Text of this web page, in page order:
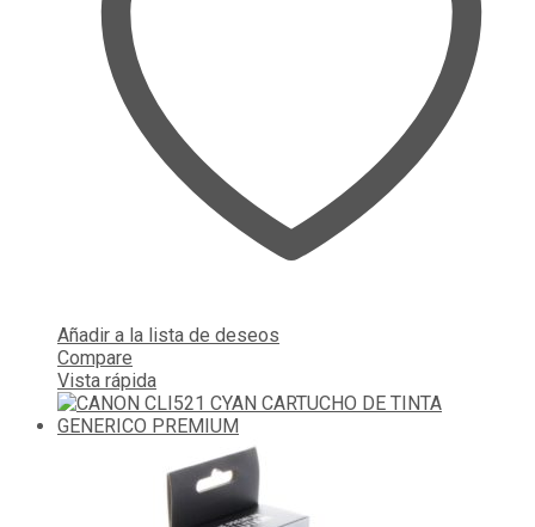
Añadir a la lista de deseos
Compare
Vista rápida